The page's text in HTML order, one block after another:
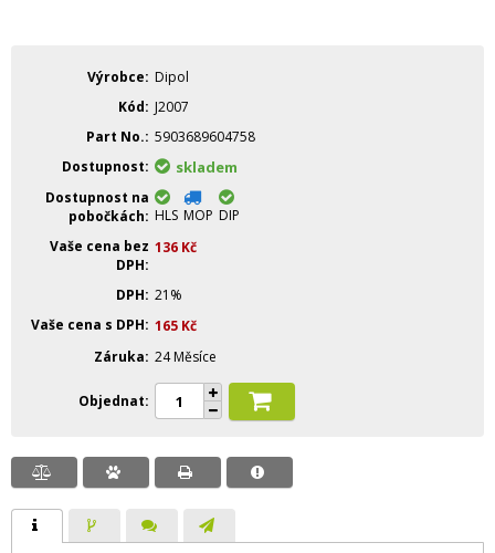
Výrobce
Dipol
Kód
J2007
Part No. 5903689604758
Dostupnost
skladem
Dostupnost na
pobočkách
HLS MOP DIP
Vaše cena bez
DPH
136 Kč
DPH 21%
Vaše cena s DPH 165 Kč
Záruka 24 Měsíce
Objednat